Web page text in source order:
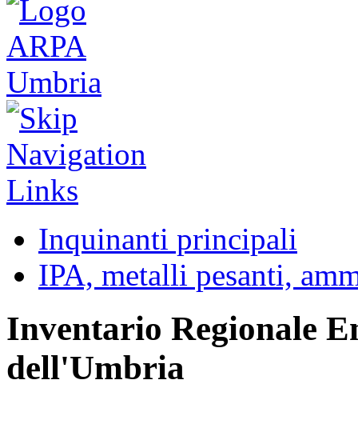
Inquinanti principali
IPA, metalli pesanti,
Inventario Regionale
dell'Umbria